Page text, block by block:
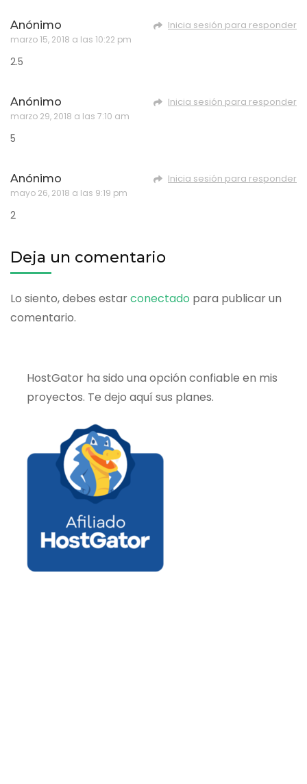
Anónimo
marzo 15, 2018 a las 10:22 pm
Inicia sesión para responder
2.5
Anónimo
marzo 29, 2018 a las 7:10 am
Inicia sesión para responder
5
Anónimo
mayo 26, 2018 a las 9:19 pm
Inicia sesión para responder
2
Deja un comentario
Lo siento, debes estarconectado para publicar un
comentario.
HostGator ha sido una opción confiable en mis
proyectos. Te dejo aquí sus planes.